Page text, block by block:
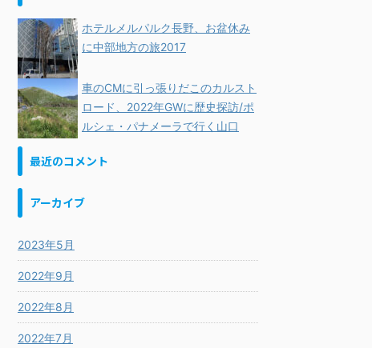
ホテルメルパルク長野、お盆休み
に中部地方の旅2017
車のCMに引っ張りだこのカルスト
ロード、2022年GWに歴史探訪/ポ
ルシェ・パナメーラで行く山口
最近のコメント
アーカイブ
2023年5月
2022年9月
2022年8月
2022年7月